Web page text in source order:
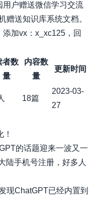
户赠送微信学习交流
赠送知识库系统文档。
加vx：x_xc125，回
者数
量
内容数
量
更新时间
18篇
2023-03-
27
的话题迎来一波又一
陆手机号注册，好多人
现ChatGPT已经内置到